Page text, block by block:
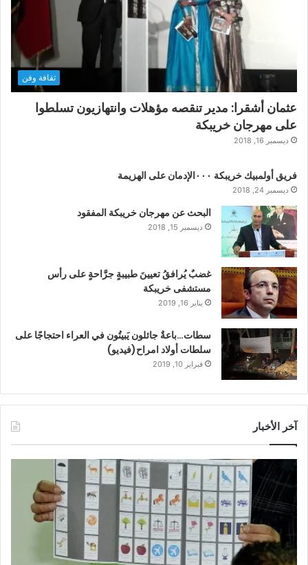
ثقافة وفن
عثمان أشقرا: مدير تنقصه مؤهلات وانتهازيون تسلطوا
على مهرجان خريبكة
ديسمبر 16, 2018
فريق أولمبيك خريبكة ٠٠٠الإدمان على الهزيمة
ديسمبر 24, 2018
البحث عن مهرجان خريبكة المفقود
ديسمبر 15, 2018
غضبٌ يُرافقُ تعيينَ طبيبةٍ جرَّاحةٍ على رأس
مستشفى خريبكة
يناير 16, 2019
سطات…باعةٌ جائلون يَبيتُون في العراء احتجاجًا على
سلطات أولاد امراح(فيديو)
فبراير 10, 2019
آخر الأخبار